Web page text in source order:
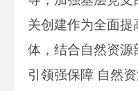
关创建作为全面
体，结合自然资源
引领强保障 自然